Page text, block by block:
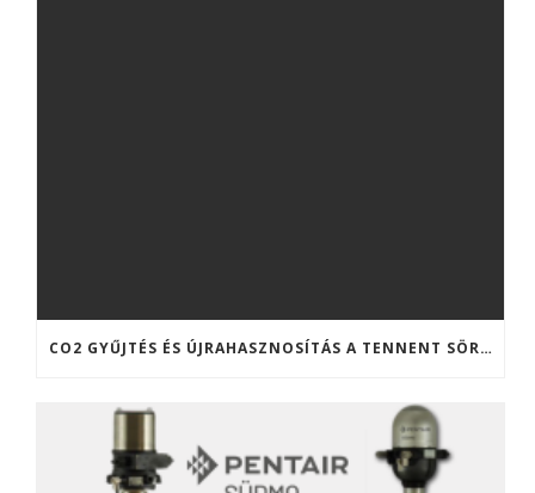
CO2 GYŰJTÉS ÉS ÚJRAHASZNOSÍTÁS A TENNENT SÖRFŐZDÉBEN (SKÓCIA)